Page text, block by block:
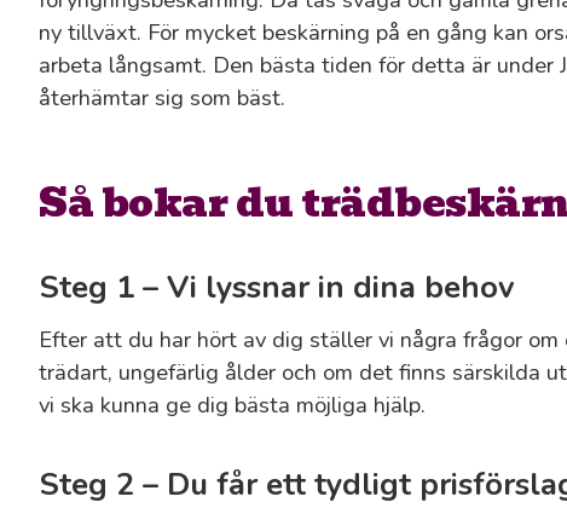
ny tillväxt. För mycket beskärning på en gång kan
arbeta långsamt. Den bästa tiden för detta är under
återhämtar sig som bäst.
Så bokar du
Steg 1 – Vi lyssnar in dina behov
Efter att du har hört av dig ställer vi några frågor
trädart, ungefärlig ålder och om det finns särskilda
vi ska kunna ge dig bästa möjliga hjälp.
Steg 2 – Du får ett tydligt